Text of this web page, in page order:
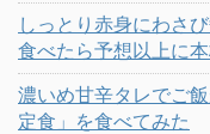
しっとり赤身にわさ
食べたら予想以上に
濃いめ甘辛タレでご
定食」を食べてみた